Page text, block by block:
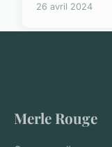
26 avril 2024
Merle Rouge